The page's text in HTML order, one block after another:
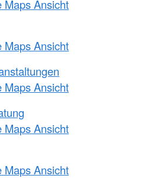
Maps Ansicht
Maps Ansicht
Maps Ansicht
Maps Ansicht
Maps Ansicht